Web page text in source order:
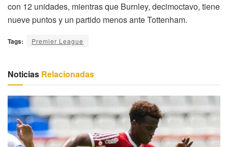
con 12 unidades, mientras que Burnley, decimoctavo, tiene
nueve puntos y un partido menos ante Tottenham.
Tags: Premier League
Noticias Relacionadas